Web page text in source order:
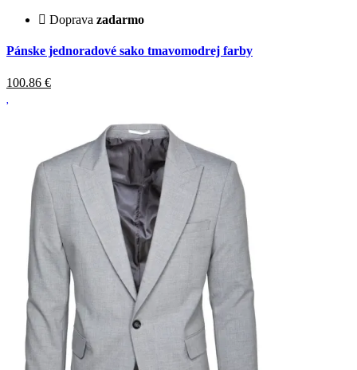
Doprava zadarmo
Pánske jednoradové sako tmavomodrej farby
100.86 €